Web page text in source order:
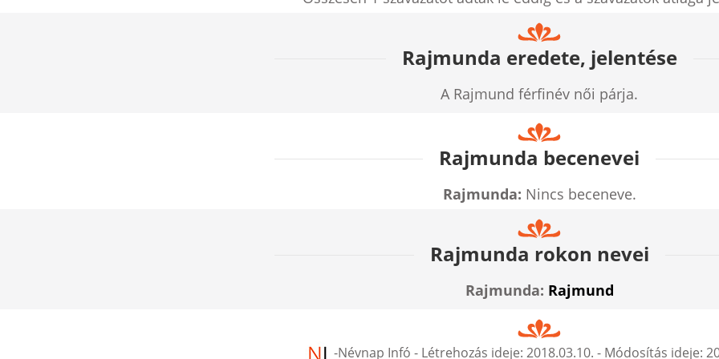
Rajmunda eredete, jelentése
A Rajmund férfinév női párja.
Rajmunda becenevei
Rajmunda: Nincs beceneve.
Rajmunda rokon nevei
Rajmunda: Rajmund
-Névnap Infó - Létrehozás ideje: 2018.03.10. - Módosítás ideje: